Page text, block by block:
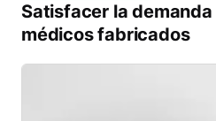
Satisfacer la
médicos fabricados